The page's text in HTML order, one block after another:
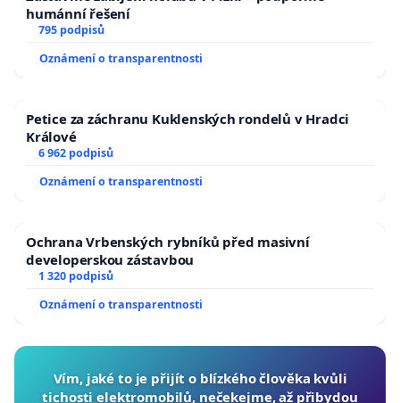
humánní řešení
795 podpisů
Oznámení o transparentnosti
Petice za záchranu Kuklenských rondelů v Hradci
Králové
6 962 podpisů
Oznámení o transparentnosti
Ochrana Vrbenských rybníků před masivní
developerskou zástavbou
1 320 podpisů
Oznámení o transparentnosti
Vím, jaké to je přijít o blízkého člověka kvůli
tichosti elektromobilů, nečekejme, až přibydou